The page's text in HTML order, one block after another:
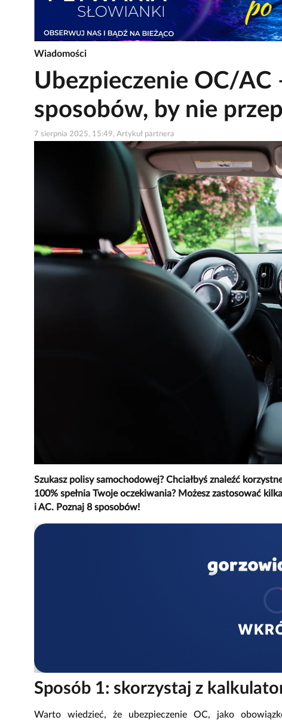
Wiadomości
Ubezpieczenie OC/AC
sposobów, by nie
7 sierpnia 2025, 15:49, Artykuł partnera
Szukasz polisy samochodowej? Chciałbyś znaleźć
100% spełnia Twoje oczekiwania? Możesz zastosować
i AC. Poznaj 8 sposobów!
Sposób 1: skorzystaj z
Warto wiedzieć, że ubezpieczenie OC, jako